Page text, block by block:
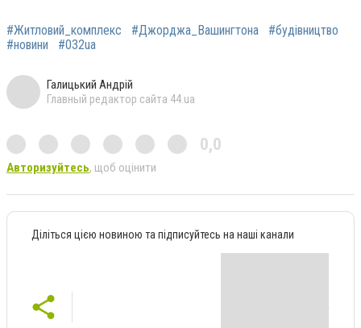
#Житловий_комплекс #Джорджа_Вашингтона
#будівництво
#новини
#032ua
Галицький Андрій
Главный редактор сайта 44.ua
0,0
Авторизуйтесь, щоб оцінити
Діліться цією новиною та підписуйтесь на наші канали